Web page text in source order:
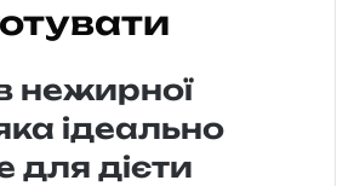
нежирної
ідеально
для дієти